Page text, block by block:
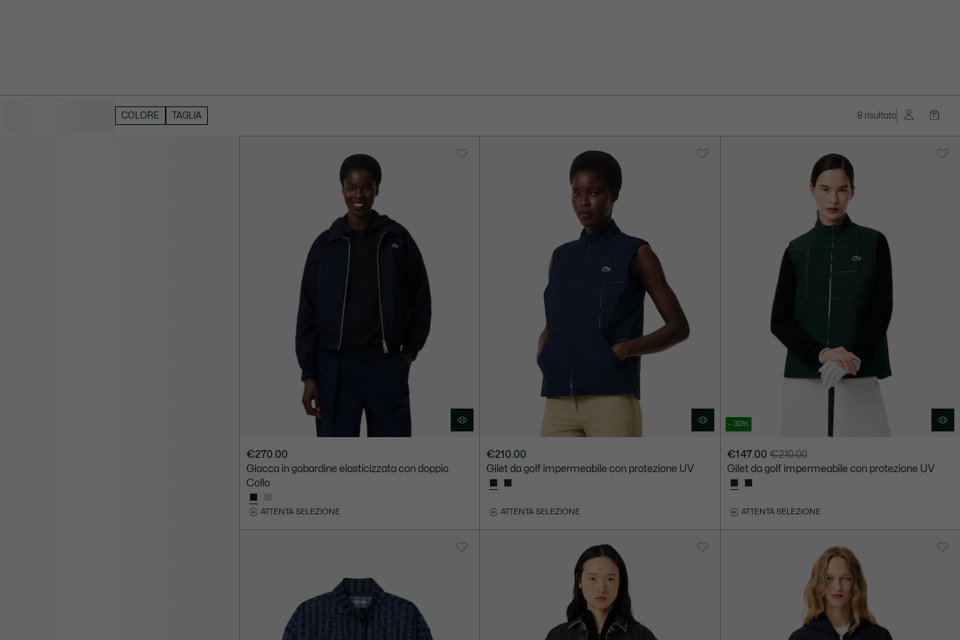
COLORE TAGLIA 8 risultato
€270.00
Giacca in gabardine elasticizzata con doppio
Collo
ATTENTA SELEZIONE
€210.00
Gilet da golf impermeabile con protezione UV
ATTENTA SELEZIONE
- 30%
€147.00
lo
€147.00
€210.00
originale
prima
sconto:
€210.00
Gilet da golf impermeabile con protezione UV
ATTENTA SELEZIONE